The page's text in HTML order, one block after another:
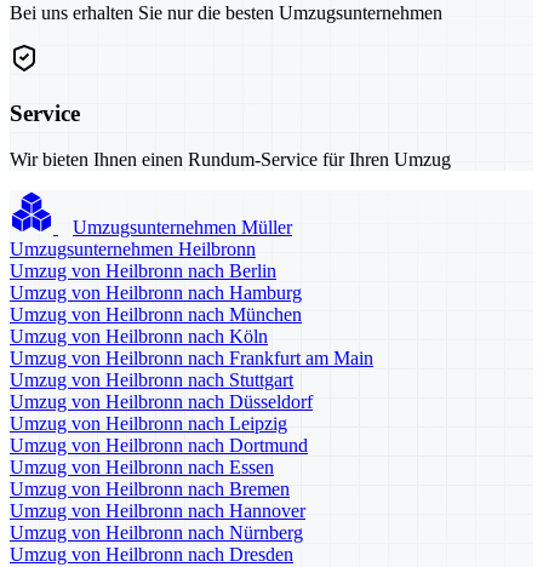
Bei uns erhalten Sie nur die besten Umzugsunternehmen
Service
Wir bieten Ihnen einen Rundum-Service für Ihren Umzug
Umzugsunternehmen Müller
Umzugsunternehmen Heilbronn
Umzug von Heilbronn nach Berlin
Umzug von Heilbronn nach Hamburg
Umzug von Heilbronn nach München
Umzug von Heilbronn nach Köln
Umzug von Heilbronn nach Frankfurt am Main
Umzug von Heilbronn nach Stuttgart
Umzug von Heilbronn nach Düsseldorf
Umzug von Heilbronn nach Leipzig
Umzug von Heilbronn nach Dortmund
Umzug von Heilbronn nach Essen
Umzug von Heilbronn nach Bremen
Umzug von Heilbronn nach Hannover
Umzug von Heilbronn nach Nürnberg
Umzug von Heilbronn nach Dresden